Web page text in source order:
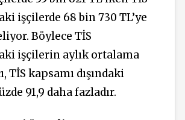
işçilerde 68 bin 730 TL’ye
Böylece TİS
işçilerin aylık ortalama
TİS kapsamı dışındaki
91,9 daha fazladır.